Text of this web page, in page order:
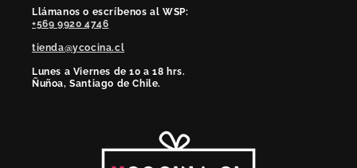
Llámanos o escríbenos al WSP:
+569 9920 4746
tienda@ycocina.cl
Lunes a Viernes de 10 a 18 hrs.
Ñuñoa, Santiago de Chile.